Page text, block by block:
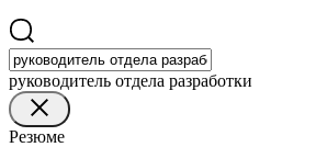
руководитель отдела разработки
Резюме